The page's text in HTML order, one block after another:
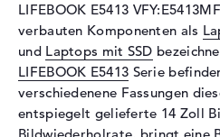
Display-Typ
14"
Max. Auflösung
Auflösungstyp
Full-
Bildwiederholrate
60
Besonderheiten
LIFEBOOK E5413
verbauten Komponenten als
und Laptops mit SSD
LIFEBOOK E5413 Serie
verschiedenene Fassungen
entspiegelt gelieferte 14 Zoll